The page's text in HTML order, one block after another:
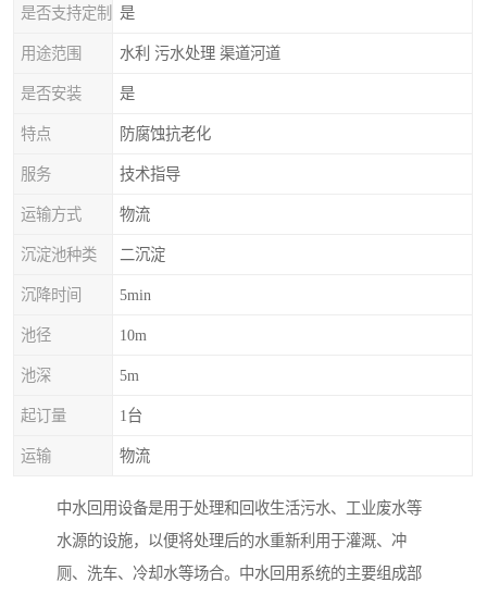
是否支持定制 是
用途范围 水利 污水处理 渠道河道
是否安装 是
特点 防腐蚀抗老化
服务 技术指导
运输方式 物流
沉淀池种类 二沉淀
沉降时间 5min
池径 10m
池深 5m
起订量 1台
运输 物流
中水回用设备是用于处理和回收生活污水、工业废水等
水源的设施，以便将处理后的水重新利用于灌溉、冲
厕、洗车、冷却水等场合。中水回用系统的主要组成部